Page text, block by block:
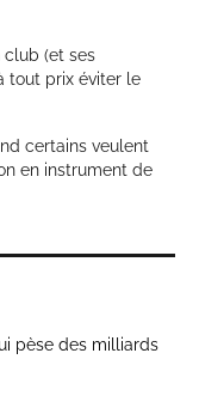
club (et ses
tout prix éviter le
certains veulent
en instrument de
pèse des milliards